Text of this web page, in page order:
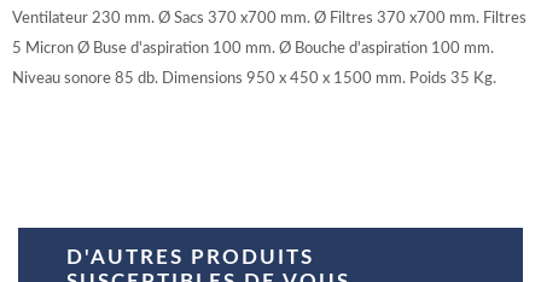
Ventilateur 230 mm. Ø Sacs 370 x700 mm. Ø Filtres 370 x700 mm. Filtres
5 Micron Ø Buse d'aspiration 100 mm. Ø Bouche d'aspiration 100 mm.
Niveau sonore 85 db. Dimensions 950 x 450 x 1500 mm. Poids 35 Kg.
D'AUTRES PRODUITS